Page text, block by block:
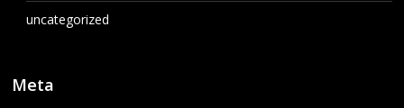
uncategorized
Meta